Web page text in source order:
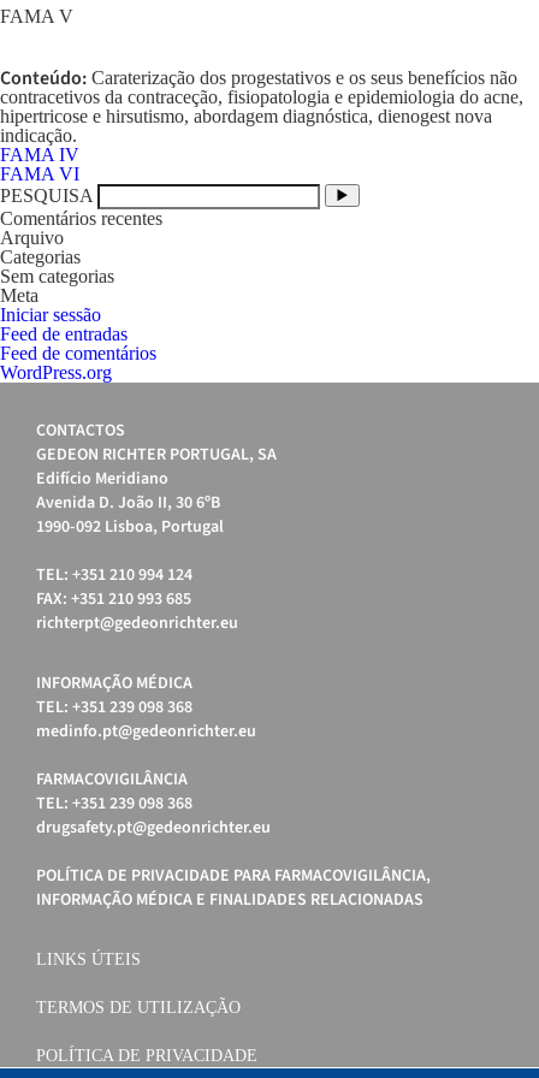
FAMA V
Conteúdo: Caraterização dos progestativos e os seus benefícios não
contracetivos da contraceção, fisiopatologia e epidemiologia do acne,
hipertricose e hirsutismo, abordagem diagnóstica, dienogest nova
indicação.
Navegação
de
artigos
FAMA IV
FAMA VI
PESQUISA
Comentários recentes
Arquivo
Categorias
Sem categorias
Meta
Iniciar sessão
Feed de entradas
Feed de comentários
WordPress.org
CONTACTOS
GEDEON RICHTER PORTUGAL, SA
Edifício Meridiano
Avenida D. João II, 30 6ºB
1990-092 Lisboa, Portugal
TEL: +351 210 994 124
FAX: +351 210 993 685
richterpt@gedeonrichter.eu
INFORMAÇÃO MÉDICA
TEL: +351 239 098 368
medinfo.pt@gedeonrichter.eu
FARMACOVIGILÂNCIA
TEL: +351 239 098 368
drugsafety.pt@gedeonrichter.eu
POLÍTICA DE PRIVACIDADE PARA FARMACOVIGILÂNCIA,
INFORMAÇÃO MÉDICA E FINALIDADES RELACIONADAS
LINKS ÚTEIS
TERMOS DE UTILIZAÇÃO
POLÍTICA DE PRIVACIDADE